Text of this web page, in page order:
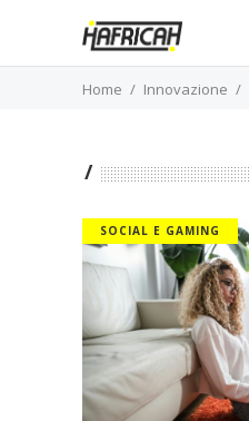
Home Innovazione
SOCIAL E GAMING